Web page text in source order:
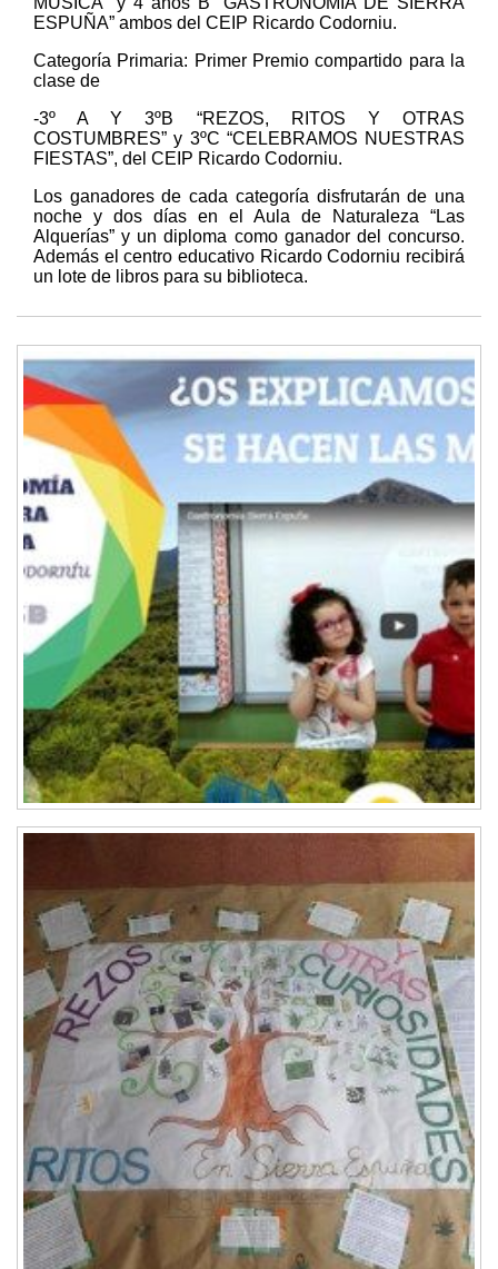
ESPUÑA” ambos del CEIP Ricardo Codorniu.
Categoría Primaria: Primer Premio compartido para la
clase de
-3º A Y 3ºB “REZOS, RITOS Y OTRAS
COSTUMBRES” y 3ºC “CELEBRAMOS NUESTRAS
FIESTAS”, del CEIP Ricardo Codorniu.
Los ganadores de cada categoría disfrutarán de una
noche y dos días en el Aula de Naturaleza “Las
Alquerías” y un diploma como ganador del concurso.
Además el centro educativo Ricardo Codorniu recibirá
un lote de libros para su biblioteca.